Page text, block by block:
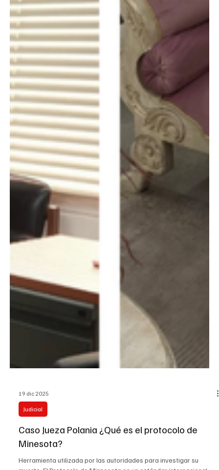
20 dic 2025
Judicial
Oficiales y suboficiales del Ejército en Ocaña
judicializados por corruptos
Judicializados siete uniformados del Ejército por presuntas
irregularidades en alimentación de un batallón en Ocaña Siete
uniformados del Ejército Nacional fueron judicializados por
presuntas irregularidades en el suministro de alimentos en un
batallón de infantería ubicado en Ocaña . Los hechos, detectados
por las autoridades, estarían relacionados con la apropiación
ilegal de recursos destinados al bienestar y alimentación de los
soldados. De acuerdo con la investigación,